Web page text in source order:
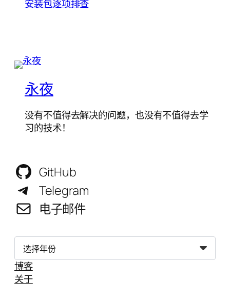
安装包逐项排查
永夜
没有不值得去解决的问题，也没有不值得去学
习的技术！
GitHub
Telegram
电子邮件
归
博客
关于